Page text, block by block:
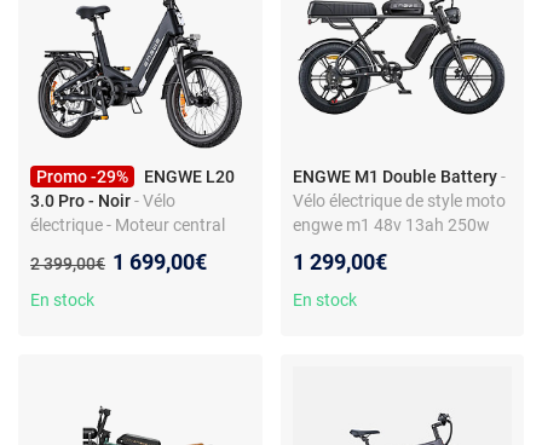
Promo -29%
ENGWE L20
3.0 Pro - Noir- Vélo
électrique - Moteur central
Autonomie maximale 160 km
Ancien prix :
2 399,00€ Nouveau prix :
1 699,00€
En stock
ENGWE M1 Double Battery -
Vélo électrique de style moto
engwe m1 48v 13ah 250w
1 299,00€
En stock